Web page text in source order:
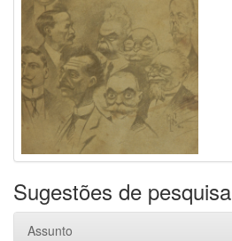
Sugestões de pesquisa
Assunto